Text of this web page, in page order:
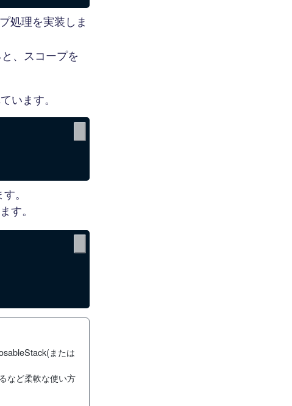
処理を実装しま
、スコープを
います。
。
す。
または
など柔軟な使い方